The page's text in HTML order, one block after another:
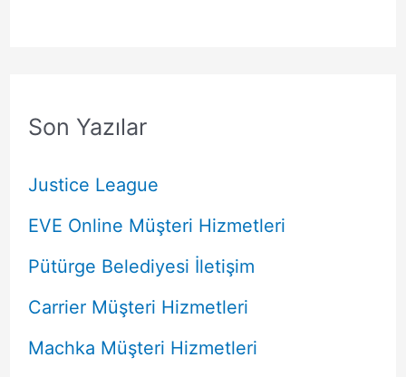
Son Yazılar
Justice League
EVE Online Müşteri Hizmetleri
Pütürge Belediyesi İletişim
Carrier Müşteri Hizmetleri
Machka Müşteri Hizmetleri